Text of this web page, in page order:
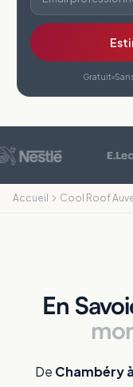
Gratuit
Accueil Cool Roof
En
De Chambéry